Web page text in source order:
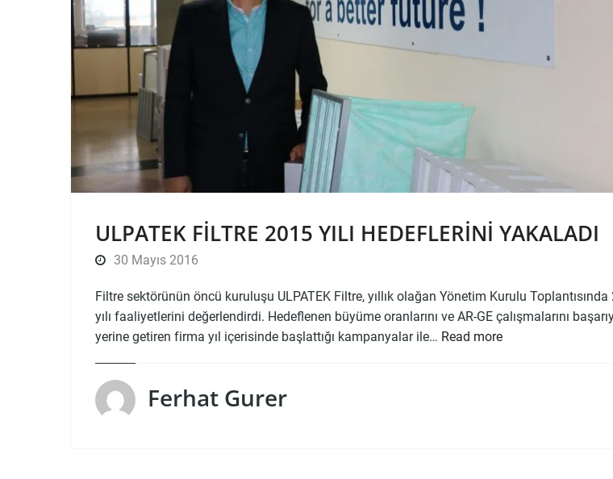
ULPATEK FILTRE 2015 YILI HEDEFLERINI YAKALADI
30 Mayıs 2016
Filtre sektörünün öncü kuruluşu ULPATEK Filtre, yıllık olağan Yönetim Kurulu Toplantısında
yılı faaliyetlerini değerlendirdi. Hedeflenen büyüme oranlarını ve AR-GE çalışmalarını
yerine getiren firma yıl içerisinde başlattığı kampanyalar ile… Read more
Ferhat Gurer